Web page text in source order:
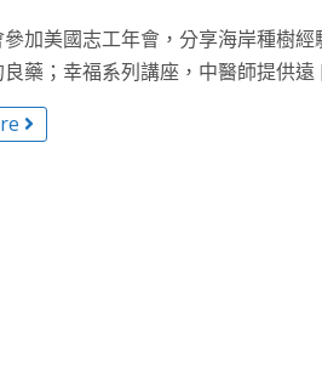
加美國志工年會，分享海岸種樹
藥；幸福系列講座，中醫師提供